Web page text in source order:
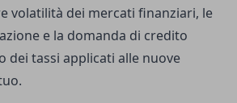
volatilità dei mercati finanziari, le
e la domanda di credito
dei tassi applicati alle nuove